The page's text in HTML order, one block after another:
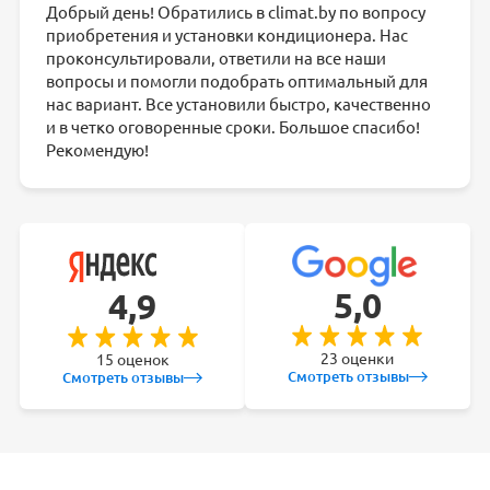
Добрый день! Обратились в climat.by по вопросу
приобретения и установки кондиционера. Нас
проконсультировали, ответили на все наши
вопросы и помогли подобрать оптимальный для
нас вариант. Все установили быстро, качественно
и в четко оговоренные сроки. Большое спасибо!
Рекомендую!
4,9
15 оценок
Смотреть отзывы
5,0
23 оценки
Смотреть отзывы